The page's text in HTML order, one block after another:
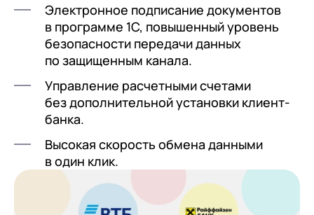
Электронное подписание документов
в программе 1С, повышенный уровень
безопасности передачи данных
по защищенным канала.
Управление расчетными счетами
без дополнительной установки клиент-
банка.
Высокая скорость обмена данными
в один клик.